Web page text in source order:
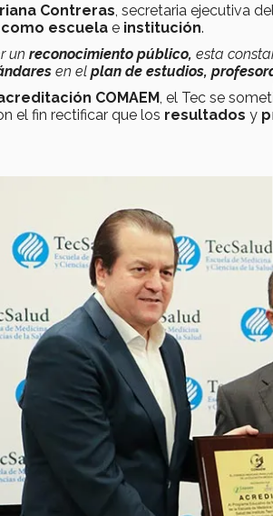
Contreras , secretaria ejecutiva del
escuela e institución.
un reconocimiento público, esta
en el plan de estudios,
COMAEM , el Tec se
el fin rectificar que los resultados y